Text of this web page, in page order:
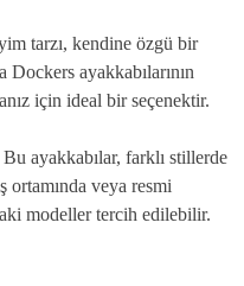
tarzı, kendine özgü bir
ayakkabılarının
için ideal bir seçenektir.
ayakkabılar, farklı stillerde
veya resmi
modeller tercih edilebilir.